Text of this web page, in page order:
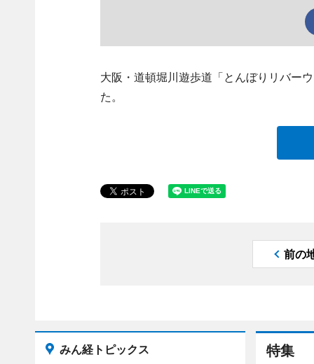
大阪・道頓堀川遊歩道「とんぼりリバー
た。
前の
特集
みん経トピックス